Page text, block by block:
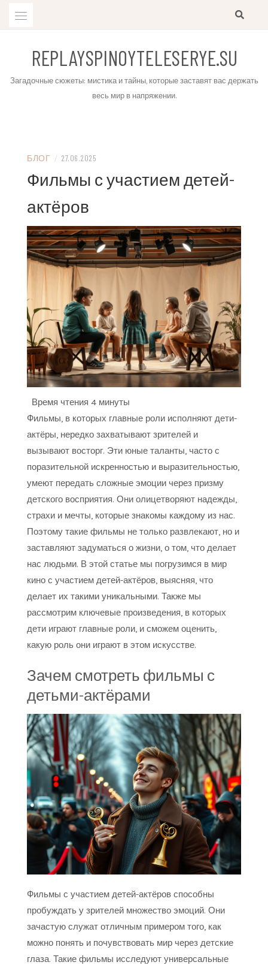
REPLAYSPINOYTELESERYE.SU
Загадочные сюжеты: мистика и тайны, которые заставят вас держать
весь мир в напряжении.
БЛОГ / 27.06.2025
Фильмы с участием детей-
актёров
Время чтения 4 минуты
Фильмы, в которых главные роли исполняют дети-
актёры, нередко захватывают зрителей и
вызывают восторг. Эти юные таланты, часто с
поразительной искренностью и выразительностью,
умеют передать сложные эмоции через призму
детского восприятия. Они олицетворяют надежды,
страхи и мечты, которые знакомы каждому из нас.
Поэтому такие фильмы не только развлекают, но и
заставляют задуматься о жизни, о том, что делает
нас людьми. В этой статье мы погрузимся в мир
кино с участием детей-актёров, выясняя, что
делает их такими уникальными. Также мы
рассмотрим ключевые произведения, в которых
дети играют главные роли, и сможем оценить,
какую роль они играют в этом искусстве.
Зачем смотреть фильмы с
детьми-актёрами
Фильмы с участием детей-актёров способны
пробуждать у зрителей множество эмоций. Они
зачастую служат отличным примером того, как
можно понять и почувствовать мир через детские
глаза. Такие фильмы исследуют универсальные